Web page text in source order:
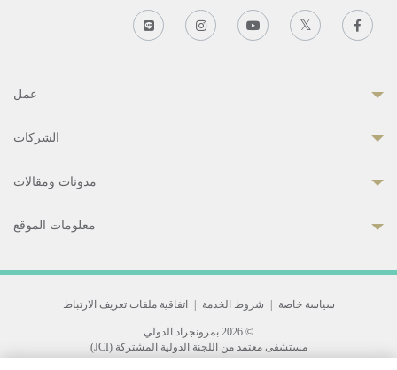
عمل
الشركات
مدونات ومقالات
معلومات الموقع
سياسة خاصة شروط الخدمة اتفاقية ملفات تعريف الارتباط
© 2026 بمرونجراد الدولي
مستشفى معتمد من اللجنة الدولية المشتركة (JCI)